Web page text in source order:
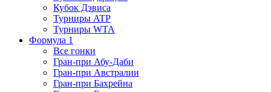
Кубок Дэвиса
Турниры ATP
Турниры WTA
Формула 1
Все гонки
Гран-при Абу-Даби
Гран-при Австралии
Гран-при Бахрейна